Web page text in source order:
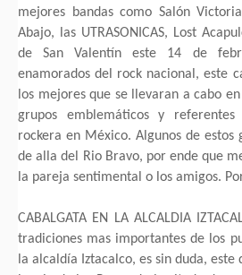
mejores bandas como Salón
Abajo, las UTRASONICAS, Lost
de San Valentín este 14 de
enamorados del rock nacional, este
los mejores que se llevaran a cabo
grupos emblemáticos y
rockera en México. Algunos de estos
de alla del Rio Bravo, por ende que
la pareja sentimental o los amigos.
CABALGATA EN LA ALCALDIA
tradiciones mas importantes de los
la alcaldía Iztacalco, es sin duda, este